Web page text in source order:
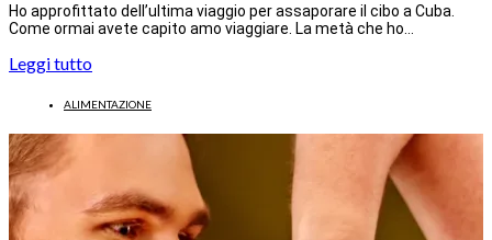
Ho approfittato dell’ultima viaggio per assaporare il cibo a Cuba.
Come ormai avete capito amo viaggiare. La metà che ho…
Leggi tutto
ALIMENTAZIONE